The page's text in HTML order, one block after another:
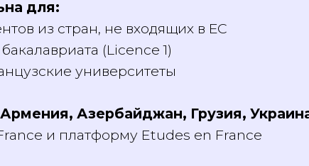
для:
из стран, не входящих в ЕС
университеты